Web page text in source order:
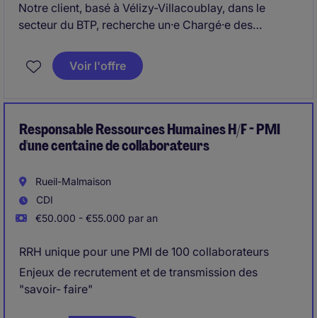
Notre client, basé à Vélizy-Villacoublay, dans le
secteur du BTP, recherche un·e Chargé·e des
afin d'accompagner les équipes et les responsables
opérationnel·les.
Voir l'offre
Responsable Ressources Humaines H/F - PMI
d'une centaine de collaborateurs
Rueil-Malmaison
CDI
€50.000 - €55.000 par an
RRH unique pour une PMI de 100 collaborateurs
Enjeux de recrutement et de transmission des
"savoir- faire"